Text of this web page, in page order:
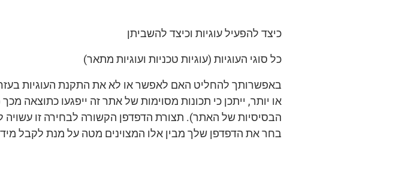
כיצד להפעיל עוגיות וכיצד להשביתן
כל סוגי העוגיות (עוגיות טכניות ועוגיות מתאר)
באפשרותך להחליט האם לאפשר או לא את התקנת העוגיות
או יותר, ייתכן כי תכונות מסוימות של אתר זה ייפגעו כתוצאה
הבסיסיות של האתר). תצורת הדפדפן הקשורה לבחירה זו
בחר את הדפדפן שלך מבין אלו המצוינים מטה על מנת לקבל מידע